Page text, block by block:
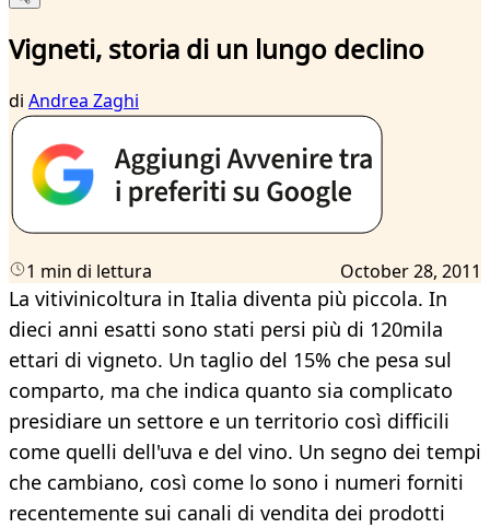
Vigneti, storia di un lungo declino
di Andrea Zaghi
1 min di lettura October 28, 2011
La vitivinicoltura in Italia diventa più piccola. In
dieci anni esatti sono stati persi più di 120mila
ettari di vigneto. Un taglio del 15% che pesa sul
comparto, ma che indica quanto sia complicato
presidiare un settore e un territorio così difficili
come quelli dell'uva e del vino. Un segno dei tempi
che cambiano, così come lo sono i numeri forniti
recentemente sui canali di vendita dei prodotti